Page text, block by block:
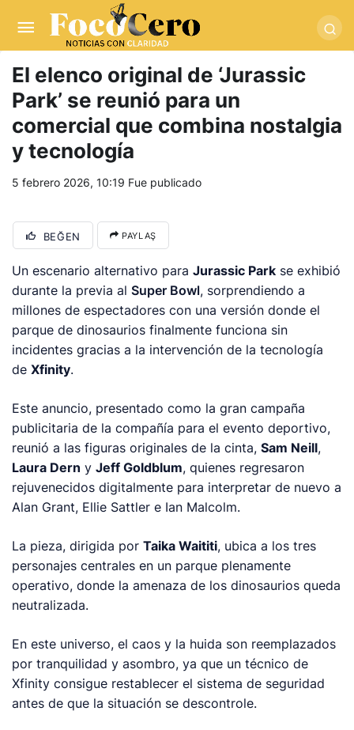
trwin giriş
masterbetting-palacebet1.com-
tlcasino giriş-betandyou-vbett34.com betovis34.net-
skyloftsbet
El elenco original de ‘Jurassic
Park’ se reunió para un
comercial que combina nostalgia
y tecnología
5 febrero 2026, 10:19 Fue publicado
BEĞEN PAYLAŞ
Un escenario alternativo paraJurassic Park se exhibió
durante la previa alSuper Bowl, sorprendiendo a
millones de espectadores con una versión donde el
parque de dinosaurios finalmente funciona sin
incidentes gracias a la intervención de la tecnología
deXfinity.
Este anuncio, presentado como la gran campaña
publicitaria de la compañía para el evento deportivo,
reunió a las figuras originales de la cinta,Sam Neill,
Laura Dern yJeff Goldblum, quienes regresaron
rejuvenecidos digitalmente para interpretar de nuevo a
Alan Grant, Ellie Sattler e Ian Malcolm.
La pieza, dirigida porTaika Waititi, ubica a los tres
personajes centrales en un parque plenamente
operativo, donde la amenaza de los dinosaurios queda
neutralizada.
En este universo, el caos y la huida son reemplazados
por tranquilidad y asombro, ya que un técnico de
Xfinity consigue restablecer el sistema de seguridad
antes de que la situación se descontrole.